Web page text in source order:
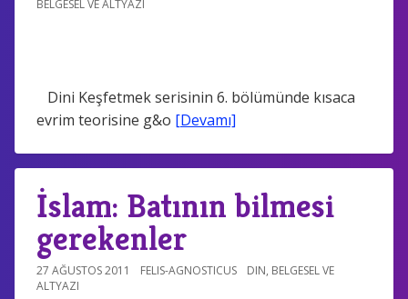
BELGESEL VE ALTYAZI
Dini Keşfetmek serisinin 6. bölümünde kısaca
evrim teorisine g&o [Devamı]
İslam: Batının bilmesi
gerekenler
27 AĞUSTOS 2011 FELIS-AGNOSTICUS DIN, BELGESEL VE
ALTYAZI